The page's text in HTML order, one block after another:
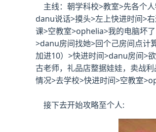
主线：朝学科校>教室>先各个
danu说话>摸头>左上快进时间>
课>空教室>ophelia>我的电脑坏
>danu房间找她>回个己房间点计
加进10）>快进时间>danu房间>
古老师，礼品店整据娃娃，卖战
情况>去学校>快进时间>空教室
接下去开始攻略至个人: